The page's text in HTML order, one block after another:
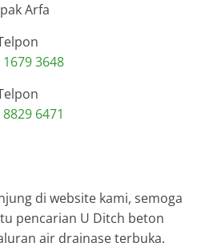
Arfa
3648
6471
di website kami, semoga
pencarian U Ditch beton
air drainase terbuka.